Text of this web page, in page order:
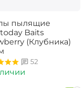
пылящие
Baits
(Клубника)
52